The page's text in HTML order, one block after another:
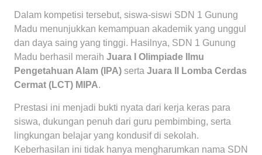
Dalam kompetisi tersebut, siswa-siswi SDN 1 Gunung
Madu menunjukkan kemampuan akademik yang unggul
dan daya saing yang tinggi. Hasilnya, SDN 1 Gunung
Madu berhasil meraih Juara I Olimpiade Ilmu
Pengetahuan Alam (IPA) serta Juara II Lomba Cerdas
Cermat (LCT) MIPA.
Prestasi ini menjadi bukti nyata dari kerja keras para
siswa, dukungan penuh dari guru pembimbing, serta
lingkungan belajar yang kondusif di sekolah.
Keberhasilan ini tidak hanya mengharumkan nama SDN